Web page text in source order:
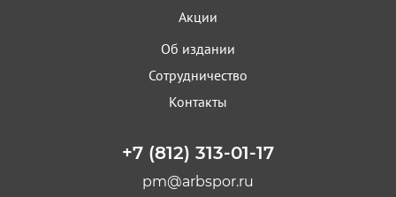
Акции
Об издании
Сотрудничество
Контакты
+7 (812) 313-01-17
pm@arbspor.ru